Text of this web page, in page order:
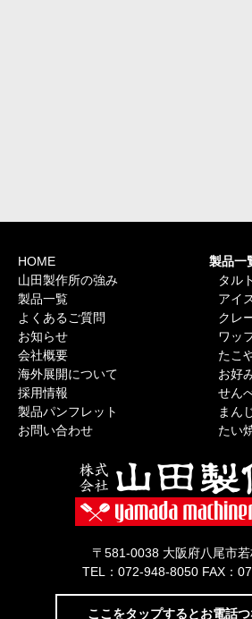
HOME
山田製作所の強み
製品一覧
よくあるご質問
お知らせ
会社概要
海外展開について
採用情報
製品パンフレット
お問い合わせ
製品一
タル
アイ
クレ
ワッ
たこ
お好
せん
まん
たい
〒581-0038 大阪府八尾市
TEL：072-948-8050 FAX：
ここをタップするとお電話